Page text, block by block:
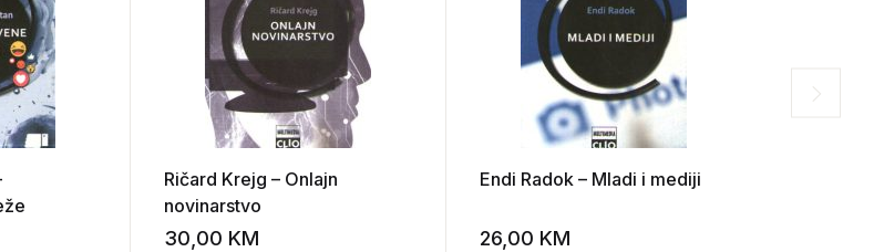
Add to wishlist
Ričard Krejg – Onlajn
novinarstvo
30,00 KM Add to wishlist
Endi Radok – Mladi i mediji
26,00 KM